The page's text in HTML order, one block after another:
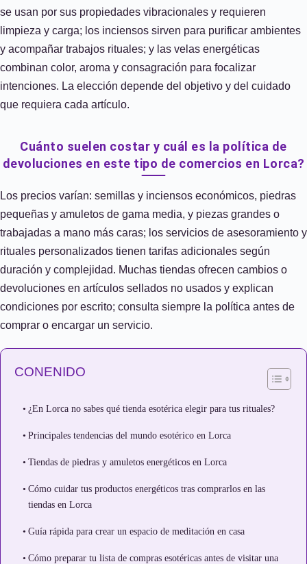
se usan por sus propiedades vibracionales y requieren
limpieza y carga; los inciensos sirven para purificar ambientes
y acompañar trabajos rituales; y las velas energéticas
combinan color, aroma y consagración para focalizar
intenciones. La elección depende del objetivo y del cuidado
que requiera cada artículo.
Cuánto suelen costar y cuál es la política de
devoluciones en este tipo de comercios en Lorca?
Los precios varían: semillas y inciensos económicos, piedras
pequeñas y amuletos de gama media, y piezas grandes o
trabajadas a mano más caras; los servicios de asesoramiento y
rituales personalizados tienen tarifas adicionales según
duración y complejidad. Muchas tiendas ofrecen cambios o
devoluciones en artículos sellados no usados y explican
condiciones por escrito; consulta siempre la política antes de
comprar o encargar un servicio.
CONENIDO
¿En Lorca no sabes qué tienda esotérica elegir para tus rituales?
Principales tendencias del mundo esotérico en Lorca
Tiendas de piedras y amuletos energéticos en Lorca
Cómo cuidar tus productos energéticos tras comprarlos en las
tiendas en Lorca
Guía rápida para crear un espacio de meditación en casa
Cómo preparar tu lista de compras esotéricas antes de visitar una